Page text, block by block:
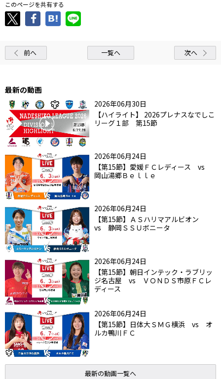
このページを共有する
前へ 一覧へ 次へ
最新の動画
2026年06月30日
【ハイライト】 2026プレナスなでしこ
リーグ１部 第15節
2026年06月24日
【第15節】愛媛ＦＣレディース vs
岡山湯郷Ｂｅｌｌｅ
2026年06月24日
【第15節】ＡＳハリマアルビオン
vs 静岡ＳＳＵボニータ
2026年06月24日
【第15節】朝日インテック・ラブリッ
ジ名古屋 vs ＶＯＮＤＳ市原ＦＣレ
ディース
2026年06月24日
【第15節】日体大ＳＭＧ横浜 vs オ
ルカ鴨川ＦＣ
最新の動画一覧へ